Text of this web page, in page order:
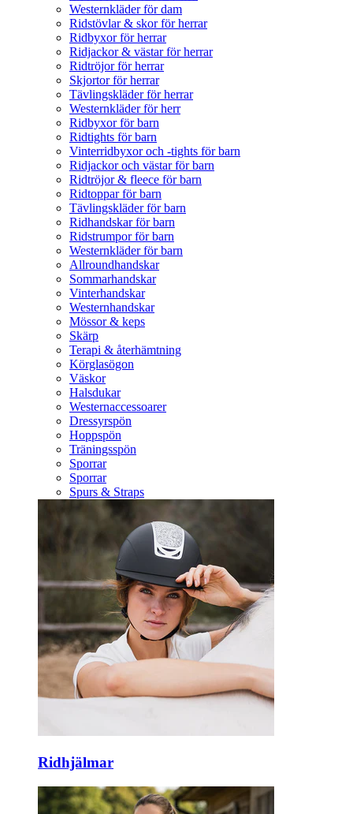
Westernkläder för dam
Ridstövlar & skor för herrar
Ridbyxor för herrar
Ridjackor & västar för herrar
Ridtröjor för herrar
Skjortor för herrar
Tävlingskläder för herrar
Westernkläder för herr
Ridbyxor för barn
Ridtights för barn
Vinterridbyxor och -tights för barn
Ridjackor och västar för barn
Ridtröjor & fleece för barn
Ridtoppar för barn
Tävlingskläder för barn
Ridhandskar för barn
Ridstrumpor för barn
Westernkläder för barn
Allroundhandskar
Sommarhandskar
Vinterhandskar
Westernhandskar
Mössor & keps
Skärp
Terapi & återhämtning
Körglasögon
Väskor
Halsdukar
Westernaccessoarer
Dressyrspön
Hoppspön
Träningsspön
Sporrar
Sporrar
Spurs & Straps
Ridhjälmar